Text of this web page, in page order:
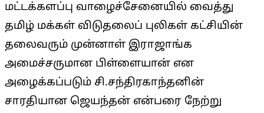
மட்டக்களப்பு வாழைச்சேனையில் வைத்து
தமிழ் மக்கள் விடுதலைப் புலிகள் கட்சியின்
தலைவரும் முன்னாள் இராஜாங்க
அமைச்சருமான பிள்ளையான் என
அழைக்கப்படும் சி.சந்திரகாந்தனின்
சாரதியான ஜெயந்தன் என்பரை நேற்று